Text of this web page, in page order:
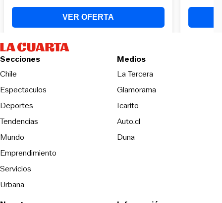
Secciones
Chile
Espectaculos
Deportes
Tendencias
Mundo
Emprendimiento
Servicios
Urbana
Medios
La Tercera
Glamorama
Icarito
Auto.cl
Duna